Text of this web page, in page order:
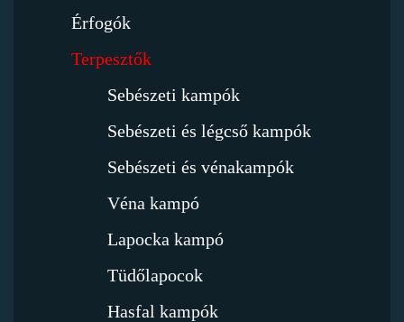
Érfogók
Terpesztők
Sebészeti kampók
Sebészeti és légcső kampók
Sebészeti és vénakampók
Véna kampó
Lapocka kampó
Tüdőlapocok
Hasfal kampók